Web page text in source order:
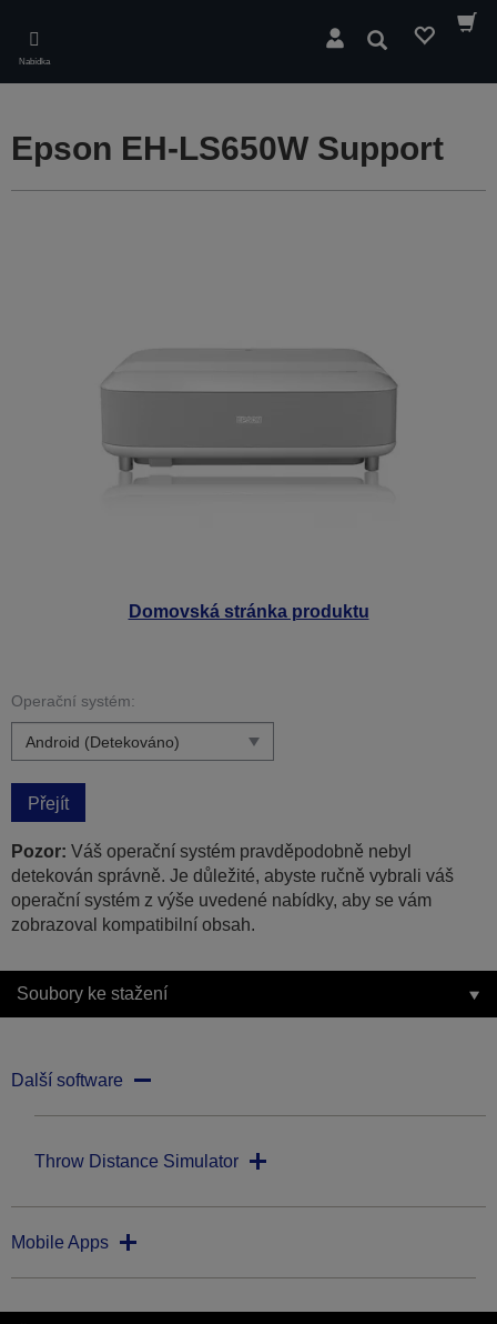
main
content
Nabídka
Hledat
Domovská stránka produktu
Epson EH-LS650W Support
Operační systém:
Přejít
Pozor: Váš operační systém pravděpodobně nebyl
detekován správně. Je důležité, abyste ručně vybrali váš
operační systém z výše uvedené nabídky, aby se vám
zobrazoval kompatibilní obsah.
Soubory ke stažení
Další software
Throw Distance Simulator
Mobile Apps